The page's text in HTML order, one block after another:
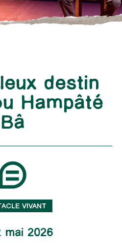
destin
Hampâté
Bâ
VIVANT
mai 2026